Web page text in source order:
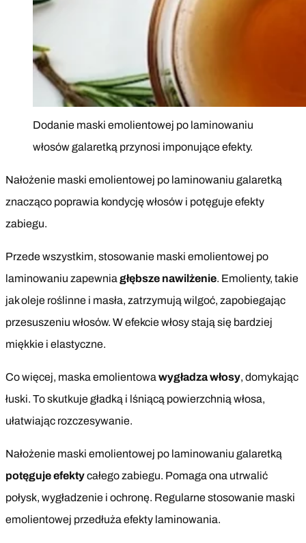
Dodanie maski emolientowej po laminowaniu
włosów galaretką przynosi imponujące efekty.
Nałożenie maski emolientowej po laminowaniu galaretką
znacząco poprawia kondycję włosów i potęguje efekty
zabiegu.
Przede wszystkim, stosowanie maski emolientowej po
laminowaniu zapewnia głębsze nawilżenie. Emolienty, takie
jak oleje roślinne i masła, zatrzymują wilgoć, zapobiegając
przesuszeniu włosów. W efekcie włosy stają się bardziej
miękkie i elastyczne.
Co więcej, maska emolientowa wygładza włosy, domykając
łuski. To skutkuje gładką i lśniącą powierzchnią włosa,
ułatwiając rozczesywanie.
Nałożenie maski emolientowej po laminowaniu galaretką
potęguje efektycałego zabiegu. Pomaga ona utrwalić
połysk, wygładzenie i ochronę. Regularne stosowanie maski
emolientowej przedłuża efekty laminowania.